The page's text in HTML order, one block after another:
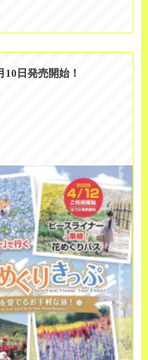
日発売開始！